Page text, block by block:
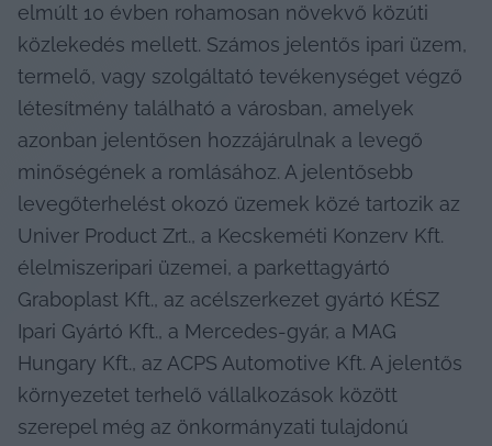
elmúlt 10 évben rohamosan növekvő közúti
közlekedés mellett. Számos jelentős ipari üzem,
termelő, vagy szolgáltató tevékenységet végző
létesítmény található a városban, amelyek
azonban jelentősen hozzájárulnak a levegő
minőségének a romlásához. A jelentősebb
levegőterhelést okozó üzemek közé tartozik az
Univer Product Zrt., a Kecskeméti Konzerv Kft.
élelmiszeripari üzemei, a parkettagyártó
Graboplast Kft., az acélszerkezet gyártó KÉSZ
Ipari Gyártó Kft., a Mercedes-gyár, a MAG
Hungary Kft., az ACPS Automotive Kft. A jelentős
környezetet terhelő vállalkozások között
szerepel még az önkormányzati tulajdonú